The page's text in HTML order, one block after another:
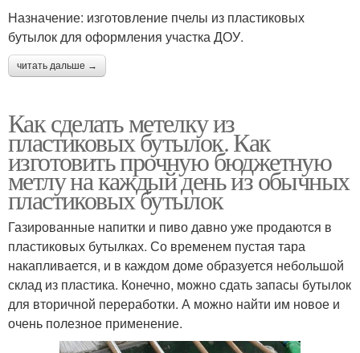
Назначение: изготовление пчелы из пластиковых
бутылок для оформления участка ДОУ.
читать дальше →
Как сделать метелку из
пластиковых бутылок. Как
изготовить прочную бюджетную
метлу на каждый день из обычных
пластиковых бутылок
Газированные напитки и пиво давно уже продаются в
пластиковых бутылках. Со временем пустая тара
накапливается, и в каждом доме образуется небольшой
склад из пластика. Конечно, можно сдать запасы бутылок
для вторичной переработки. А можно найти им новое и
очень полезное применение.